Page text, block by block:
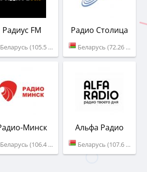
Радиус FM
Беларусь (105.5 FM)
Радио Столица
Беларусь (72.26 УК)
Минск
Беларусь (106.4 FM)
Альфа Радио
Беларусь (107.6 FM)